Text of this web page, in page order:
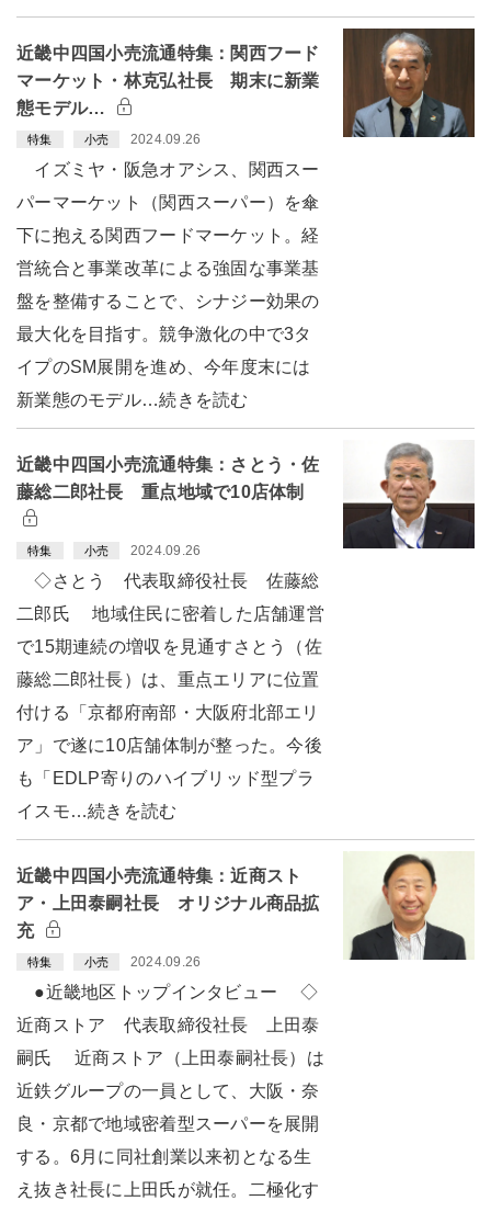
近畿中四国小売流通特集：関西フード
マーケット・林克弘社長 期末に新業
態モデル…
特集 小売 2024.09.26
イズミヤ・阪急オアシス、関西スー
パーマーケット（関西スーパー）を傘
下に抱える関西フードマーケット。経
営統合と事業改革による強固な事業基
盤を整備することで、シナジー効果の
最大化を目指す。競争激化の中で3タ
イプのSM展開を進め、今年度末には
新業態のモデル…続きを読む
近畿中四国小売流通特集：さとう・佐
藤総二郎社長 重点地域で10店体制
特集 小売 2024.09.26
◇さとう 代表取締役社長 佐藤総
二郎氏 地域住民に密着した店舗運営
で15期連続の増収を見通すさとう（佐
藤総二郎社長）は、重点エリアに位置
付ける「京都府南部・大阪府北部エリ
ア」で遂に10店舗体制が整った。今後
も「EDLP寄りのハイブリッド型プラ
イスモ…続きを読む
近畿中四国小売流通特集：近商スト
ア・上田泰嗣社長 オリジナル商品拡
充
特集 小売 2024.09.26
●近畿地区トップインタビュー ◇
近商ストア 代表取締役社長 上田泰
嗣氏 近商ストア（上田泰嗣社長）は
近鉄グループの一員として、大阪・奈
良・京都で地域密着型スーパーを展開
する。6月に同社創業以来初となる生
え抜き社長に上田氏が就任。二極化す